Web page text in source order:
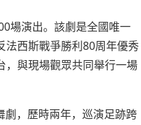
場演出。該劇是全國唯一
法西斯戰爭勝利80周年優秀
，與現場觀眾共同舉行一場
劇，歷時兩年，巡演足跡跨